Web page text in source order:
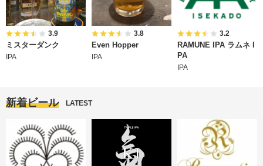
3.9
ミスターダンク
IPA
3.8
Even Hopper
IPA
3.2
RAMUNE IPA ラムネ I
PA
IPA
新着ビール LATEST